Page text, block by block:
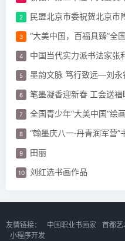
民盟北京市委祝贺北京市
“大美中国，百福具臻”全
中国当代实力派书法家张
墨韵文脉 笃行致远—刘永
全国青少年“大美中国”绘
“翰墨庆八一·丹青润军营
田丽
刘红选书画作品
友情链接： 中国职业书画家 首都艺
小程序开发